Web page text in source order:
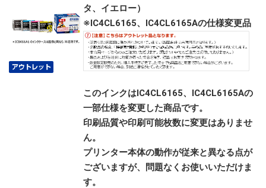
タ、イエロー）
※IC4CL6165、IC4CL6165Aの仕様変更品
このインクはIC4CL6165、IC4CL6165Aの
一部仕様を変更した商品です。
印刷品質や印刷可能枚数に変更はありませ
ん。
プリンター本体の動作が従来と異なる点が
ございますが、問題なくお使いいただけま
す。